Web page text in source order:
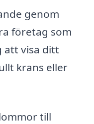
genom
företag som
att visa ditt
krans eller
till